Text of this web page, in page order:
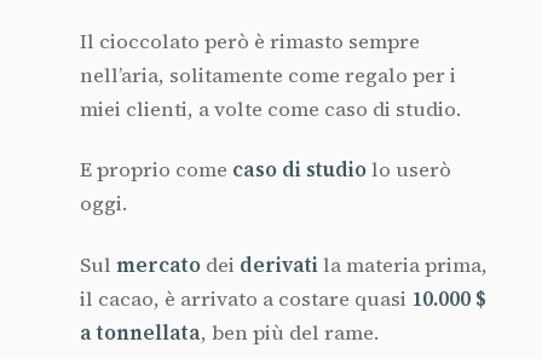
Il cioccolato però è rimasto sempre
nell’aria, solitamente come regalo per i
miei clienti, a volte come caso di studio.
E proprio come caso di studiolo userò
oggi.
Sul mercato dei derivatila materia prima,
il cacao, è arrivato a costare quasi 10.000 $
a tonnellata, ben più del rame.